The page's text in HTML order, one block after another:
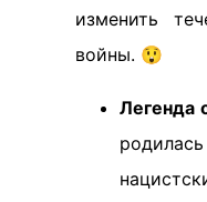
изменить
войны. 😲
Легенда